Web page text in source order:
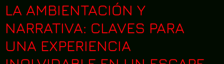
LA AMBIENTACIÓN Y
NARRATIVA: CLAVES PARA
UNA EXPERIENCIA